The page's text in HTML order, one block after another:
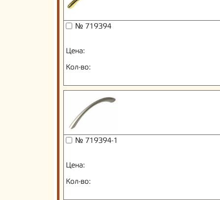
№ 719394
Цена:
Кол-во:
№ 719394-1
Цена:
Кол-во: